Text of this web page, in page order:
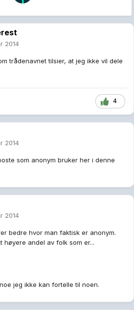
2014
trådenavnet tilsier, at jeg ikke vil dele
4
2014
som anonym bruker her i denne
2014
bedre hvor man faktisk er anonym.
høyere andel av folk som er...
jeg ikke kan fortelle til noen.